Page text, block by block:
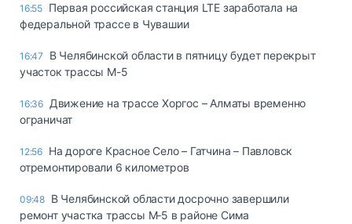
16:55 Первая российская станция LTE заработала на
федеральной трассе в Чувашии
16:47
В Челябинской области в пятницу будет перекрыт
участок трассы М-5
16:36 Движение на трассе Хоргос – Алматы временно
ограничат
12:56 На дороге Красное Село – Гатчина – Павловск
отремонтировали 6 километров
09:48 В Челябинской области досрочно завершили
ремонт участка трассы М‑5 в районе Сима